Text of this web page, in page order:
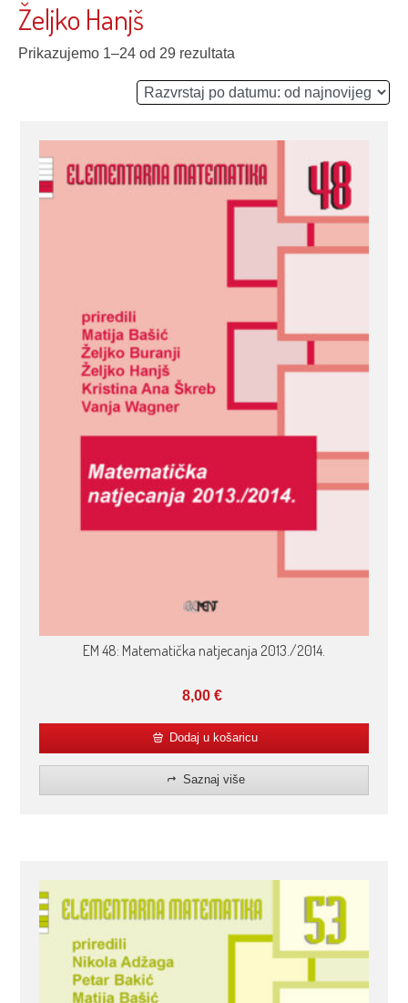
Željko Hanjš
Prikazujemo 1–24 od 29 rezultata
EM 48: Matematička natjecanja 2013./2014.
8,00€
Dodaj u košaricu
Saznaj više